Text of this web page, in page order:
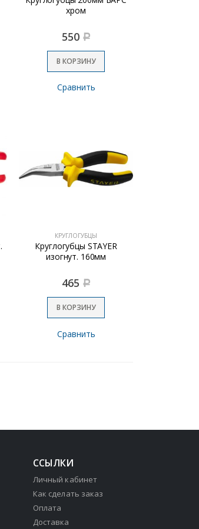
хром
550 Р
В КОРЗИНУ
Сравнить
КРУГЛОГУБЦЫ
Круглогубцы STAYER
изогнут. 160мм
465 Р
В КОРЗИНУ
Сравнить
ССЫЛКИ
Личный кабинет
Как сделать заказ
Оплата
Доставка